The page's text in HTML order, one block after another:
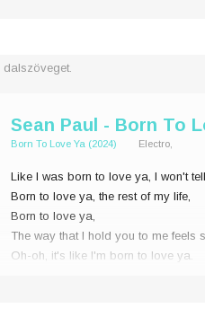
Sean Paul - Born To
Born To Love Ya (2024) Electro,
Like I was born to love ya, I won't
Born to love ya, the rest of my life,
Born to love ya,
The way that I hold you to me feels
Oh-oh, it's like I'm born to love ya.